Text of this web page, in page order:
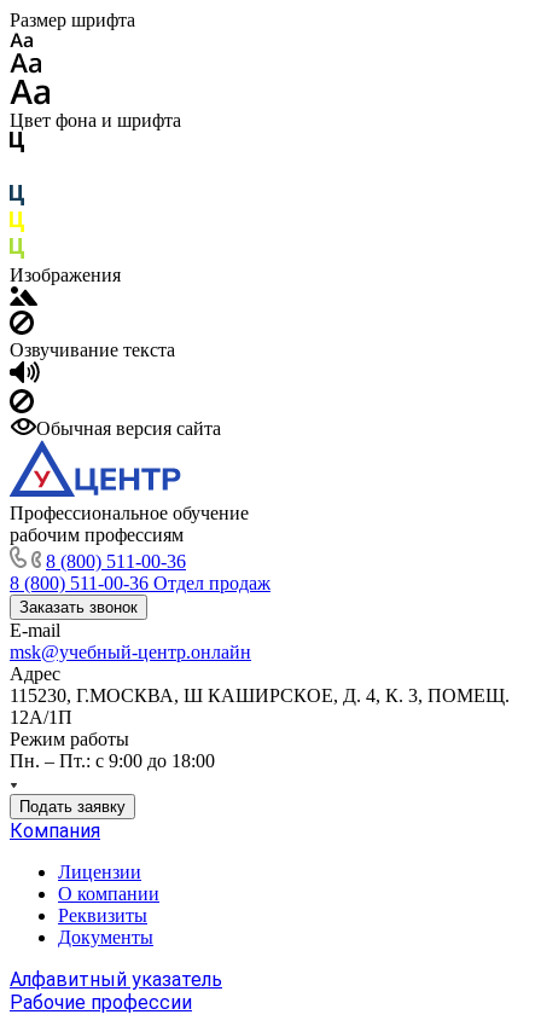
Размер шрифта
Цвет фона и шрифта
Изображения
Озвучивание текста
Обычная версия сайта
Профессиональное обучение
рабочим профессиям
8 (800) 511-00-36
8 (800) 511-00-36 Отдел продаж
Заказать звонок
E-mail
msk@учебный-центр.онлайн
Адрес
115230, Г.МОСКВА, Ш КАШИРСКОЕ, Д. 4, К. 3, ПОМЕЩ.
12А/1П
Режим работы
Пн. – Пт.: с 9:00 до 18:00
Подать заявку
Компания
Лицензии
О компании
Реквизиты
Документы
Алфавитный указатель
Рабочие профессии